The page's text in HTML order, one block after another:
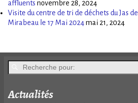
affluents novembre 28, 2024
Visite du centre de tri de déchets du Jas
Mirabeau le 17 Mai 2024mai 21, 2024
Actualités